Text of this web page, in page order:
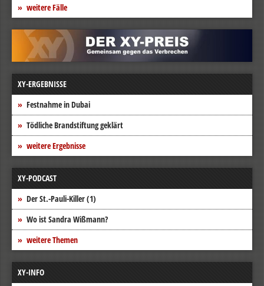
weitere Fälle
XY-ERGEBNISSE
Festnahme in Dubai
Tödliche Brandstiftung geklärt
weitere Ergebnisse
XY-PODCAST
Der St.-Pauli-Killer (1)
Wo ist Sandra Wißmann?
weitere Themen
XY-INFO